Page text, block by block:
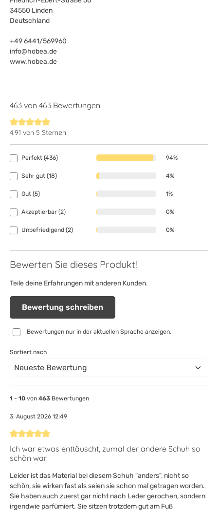
34550 Linden
Deutschland
+49 6441/569960
info@hobea.de
www.hobea.de
463 von 463 Bewertungen
Durchschnittliche Bewertung von 4.9 von 5 Sternen
4.91 von 5 Sternen
Perfekt (436) 94%
Sehr gut (18) 4%
Gut (5) 1%
Akzeptierbar (2) 0%
Unbefriedigend (2) 0%
Bewerten Sie dieses Produkt!
Teile deine Erfahrungen mit anderen Kunden.
Bewertung schreiben
Bewertungen nur in der aktuellen Sprache anzeigen.
Sortiert nach
1 - 10 von 463 Bewertungen
3. August 2026 12:49
Bewertung mit 5 von 5 Sternen
Ich war etwas enttäuscht, zumal der andere Schuh so
schön war
Leider ist das Material bei diesem Schuh "anders", nicht so
schön, sie wirken fast als seien sie schon mal getragen worden.
Sie haben auch zuerst gar nicht nach Leder gerochen, sondern
irgendwie parfümiert. Sie sitzen trotzdem gut am Fuß